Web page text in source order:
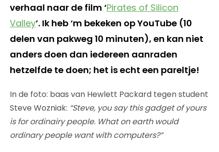
verhaal naar de film ‘Pirates of Silicon
Valley’. Ik heb ‘m bekeken op YouTube (10
delen van pakweg 10 minuten), en kan niet
anders doen dan iedereen aanraden
hetzelfde te doen; het is echt een pareltje!
In de foto: baas van Hewlett Packard tegen student
Steve Wozniak: “Steve, you say this gadget of yours
is for ordinairy people. What on earth would
ordinary people want with computers?”